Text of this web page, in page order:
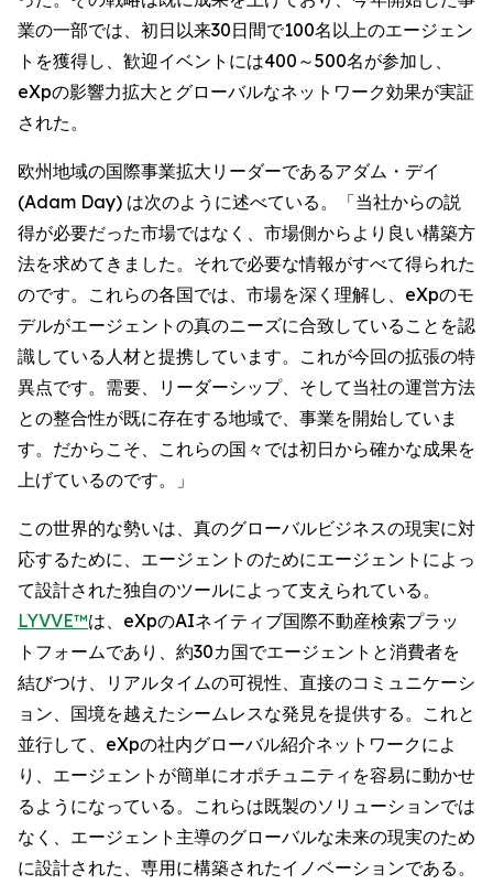
業の一部では、初日以来30日間で100名以上のエージェン
トを獲得し、歓迎イベントには400～500名が参加し、
eXpの影響力拡大とグローバルなネットワーク効果が実証
された。
欧州地域の国際事業拡大リーダーであるアダム・デイ
(Adam Day) は次のように述べている。「当社からの説
得が必要だった市場ではなく、市場側からより良い構築方
法を求めてきました。それで必要な情報がすべて得られた
のです。これらの各国では、市場を深く理解し、eXpのモ
デルがエージェントの真のニーズに合致していることを認
識している人材と提携しています。これが今回の拡張の特
異点です。需要、リーダーシップ、そして当社の運営方法
との整合性が既に存在する地域で、事業を開始していま
す。だからこそ、これらの国々では初日から確かな成果を
上げているのです。」
この世界的な勢いは、真のグローバルビジネスの現実に対
応するために、エージェントのためにエージェントによっ
て設計された独自のツールによって支えられている。
LYVVE™は、eXpのAIネイティブ国際不動産検索プラッ
トフォームであり、約30カ国でエージェントと消費者を
結びつけ、リアルタイムの可視性、直接のコミュニケーシ
ョン、国境を越えたシームレスな発見を提供する。これと
並行して、eXpの社内グローバル紹介ネットワークによ
り、エージェントが簡単にオポチュニティを容易に動かせ
るようになっている。これらは既製のソリューションでは
なく、エージェント主導のグローバルな未来の現実のため
に設計された、専用に構築されたイノベーションである。